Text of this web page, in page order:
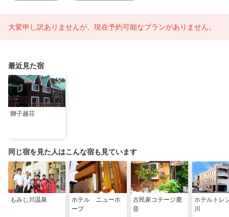
大変申し訳ありませんが、現在予約可能なプランがありません。
最近見た宿
獅子越荘
同じ宿を見た人はこんな宿も見ています
もみじ川温泉
ホテル ニューホ
ープ
古民家コテージ鹿
音
ホテルトレ
川